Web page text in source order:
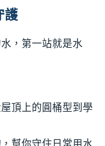
護
，第一站就是水
頂上的圓桶型到學